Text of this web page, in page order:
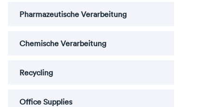
Pharmazeutische Verarbeitung
Chemische Verarbeitung
Recycling
Office Supplies